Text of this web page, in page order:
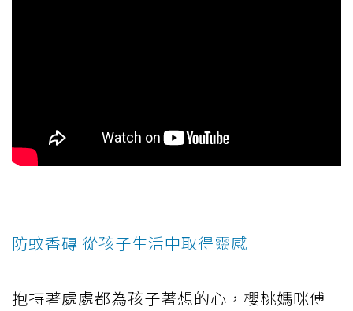
防蚊香磚 從孩子生活中取得靈感
抱持著處處都為孩子著想的心，櫻桃媽咪傅